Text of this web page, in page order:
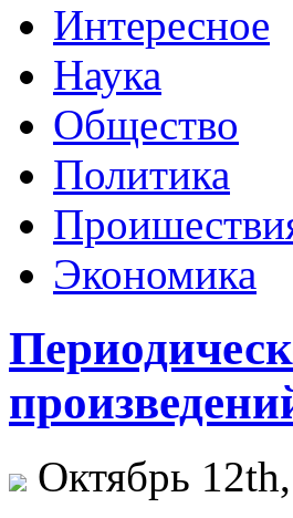
Интересное
Наука
Общество
Политика
Экономика
Октябрь